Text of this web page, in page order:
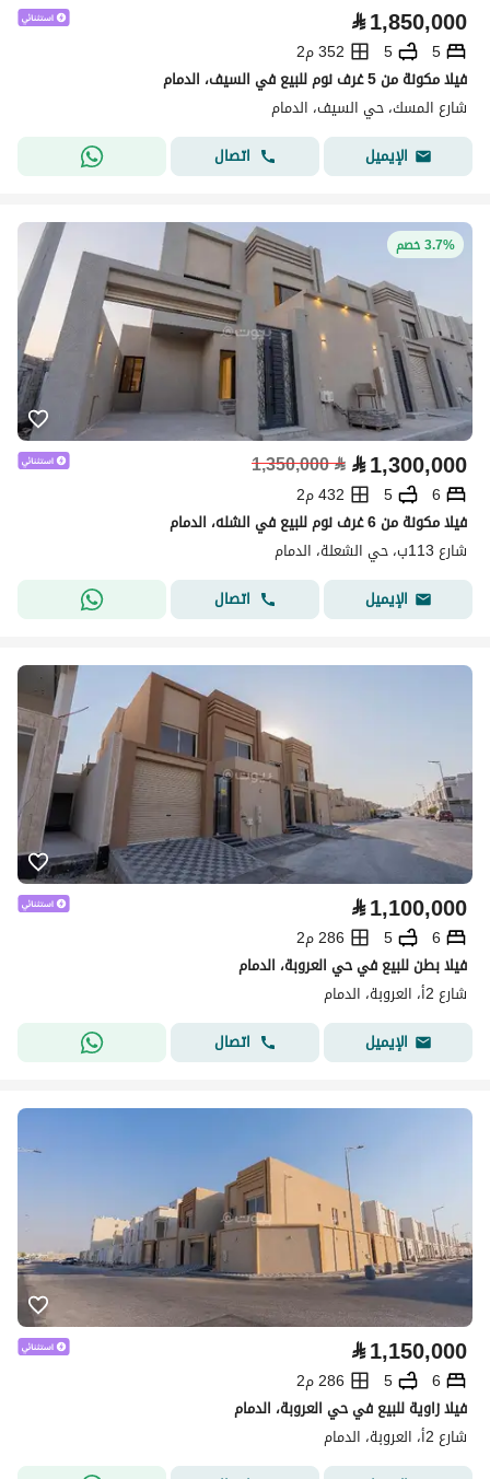
⃁1,850,000
5
5
352 م2
فيلا مكونة من 5 غرف نوم للبيع في السيف، الدمام
شارع المسك، حي السيف، الدمام
الإيميل
اتصال
3.7% خصم
⃁1,300,000
⃁
1,350,000
6
5
432 م2
فيلا مكونة من 6 غرف نوم للبيع في الشله، الدمام
شارع 113ب، حي الشعلة، الدمام
الإيميل
اتصال
⃁1,100,000
6
5
286 م2
فيلا بطن للبيع في حي العروبة، الدمام
شارع 2أ، العروبة، الدمام
الإيميل
اتصال
⃁1,150,000
6
5
286 م2
فيلا زاوية للبيع في حي العروبة، الدمام
شارع 2أ، العروبة، الدمام